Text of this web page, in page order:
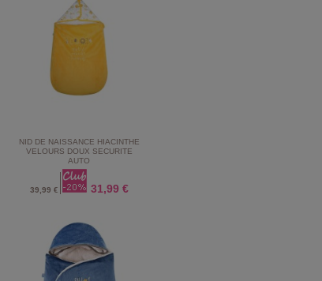
NID DE NAISSANCE HIACINTHE
VELOURS DOUX SECURITE
AUTO
39,99 € 31,99 €